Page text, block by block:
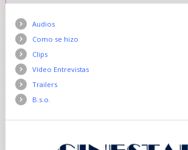
Audios
Como se hizo
Clips
Vídeo Entrevistas
Trailers
B.s.o.